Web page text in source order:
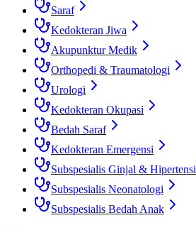
Saraf
Kedokteran Jiwa
Akupunktur Medik
Orthopedi & Traumatologi
Urologi
Kedokteran Okupasi
Bedah Saraf
Kedokteran Emergensi
Subspesialis Ginjal & Hipertensi
Subspesialis Neonatologi
Subspesialis Bedah Anak